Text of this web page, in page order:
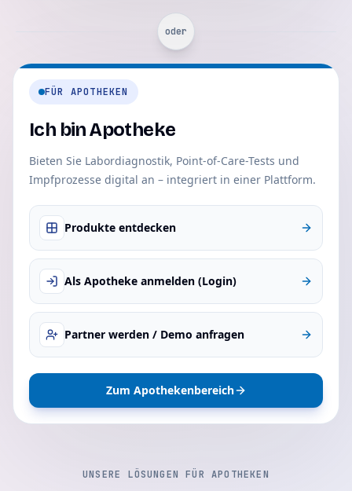
oder
FÜR APOTHEKEN
Ich bin Apotheke
Bieten Sie Labordiagnostik, Point-of-Care-Tests und
Impfprozesse digital an – integriert in einer Plattform.
Produkte entdecken
Als Apotheke anmelden (Login)
Partner werden / Demo anfragen
Zum Apothekenbereich
UNSERE LÖSUNGEN FÜR APOTHEKEN